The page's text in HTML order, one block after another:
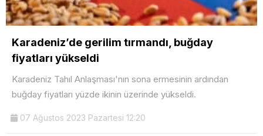
Karadeniz’de gerilim tırmandı, buğday
fiyatları yükseldi
Karadeniz Tahıl Anlaşması'nın sona ermesinin ardından
buğday fiyatları yüzde ikinin üzerinde yükseldi.
07 Ağustos 2023 Pazartesi 12:20